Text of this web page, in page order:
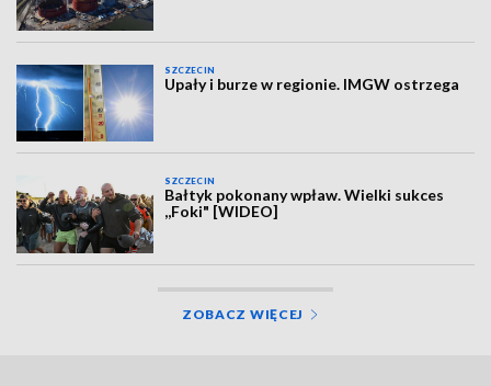
SZCZECIN
Upały i burze w regionie. IMGW ostrzega
SZCZECIN
Bałtyk pokonany wpław. Wielki sukces
,,Foki" [WIDEO]
ZOBACZ WIĘCEJ